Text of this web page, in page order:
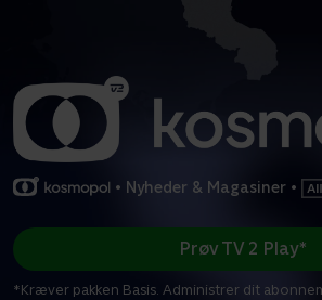
• Nyheder & Magasiner •
Prøv TV 2 Play*
*Kræver pakken Basis. Administrer dit